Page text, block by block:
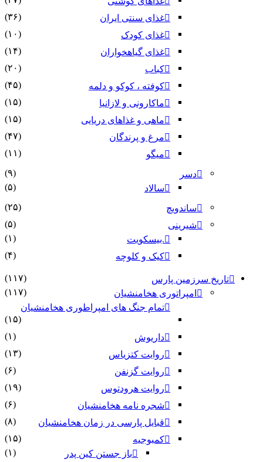
غذای سنتی ایران
(۳۶)
غذای کودک
(۱۰)
غذای گیاهخواران
(۱۴)
کباب
(۲۰)
کوفته ، کوکو و دلمه
(۴۵)
ماکارونی و لازانیا
(۱۵)
ماهی و غذاهای دریایی
(۱۵)
مرغ و پرندگان
(۴۷)
میگو
(۱۱)
دسر
(۹)
سالاد
(۵)
ساندویچ
(۲۵)
شیرینی
(۵)
.بیسکویت
(۱)
کیک و کلوچه
(۴)
تاریخ سرزمین پارس
(۱۱۷)
امپراتوری هخامنشیان
(۱۱۷)
تمام جنگ های امپراطوری هخامنشیان
(۱۵)
داریوش
(۱)
روایت کتزیاس
(۱۳)
روایت گزنفن
(۶)
روایت هرودتوس
(۱۹)
شجره نامه هخامنشیان
(۶)
قبایل پارسی در زمان هخامنشیان
(۸)
کمبوجیه
(۱۵)
باز جستن کین پدر
(۱)